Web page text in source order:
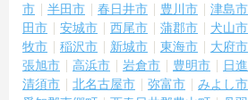
ト変更や無理な長時間勤務が発生しにくい
・訪問スケジュールに沿って施設内での
残業時間は5時間から7時間程度とかなり
・夜勤明けの翌日は原則としてお休みとな
おり、しっかりと休息を取りながら長期的
＜評価制度でキャリアアップ＞
市
半田市 春日井市 豊川市 津島市
田市
安城市 西尾市 蒲郡市 犬山市
牧市
稲沢市 新城市 東海市 大府市
張旭市
高浜市 岩倉市 豊明市 日
清須市
北名古屋市 弥富市 みよし市